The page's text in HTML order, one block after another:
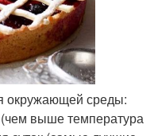
окружающей среды:
выше температура